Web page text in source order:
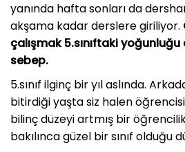
yanında hafta sonları da
akşama kadar derslere giriliyor.
çalışmak 5.sınıftaki
sebep.
5.sınıf ilginç bir yıl aslında.
bitirdiği yaşta siz halen
bilinç düzeyi artmış bir
bakılınca güzel bir sınıf olduğu